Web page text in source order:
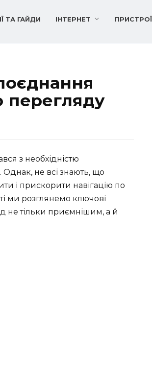
ТА ГАЙДИ ІНТЕРНЕТ ПРИСТРОЇ
перегляду
з необхідністю
Однак, не всі знають, що
і прискорити навігацію по
ми розглянемо ключові
не тільки приємнішим, а й